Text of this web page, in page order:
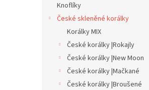
Knoflíky
České skleněné korálky
Korálky MIX
České korálky |Rokajly
České korálky |New Moon
České korálky |Mačkané
České korálky |Broušené